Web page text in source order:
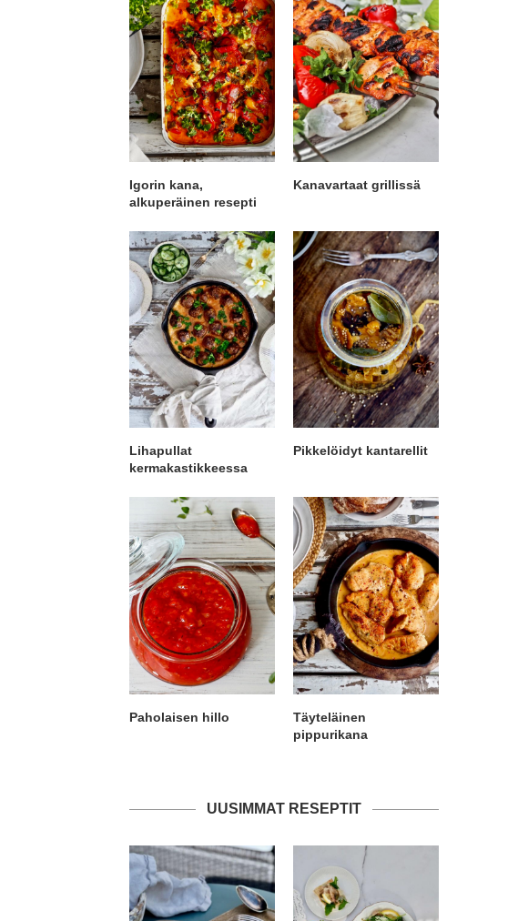
Igorin kana,
alkuperäinen resepti
Kanavartaat grillissä
Lihapullat
kermakastikkeessa
Pikkelöidyt kantarellit
Paholaisen hillo
Täyteläinen
pippurikana
UUSIMMAT RESEPTIT